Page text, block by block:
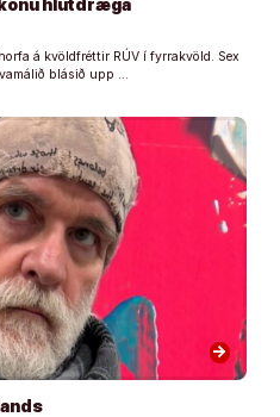
hlutdræga
á kvöldfréttir RÚV í fyrrakvöld. Sex
blásið upp …
arrow_forward